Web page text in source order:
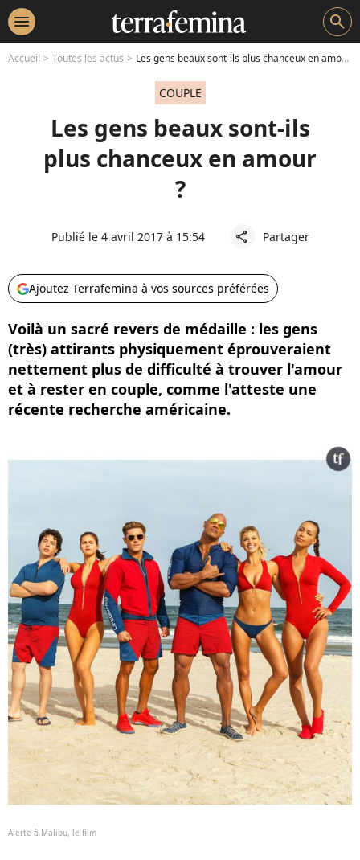
menu search
Accueil Toutes les actus Les gens beaux sont-ils plus chanceux en amour ?
COUPLE
Les gens beaux sont-ils
plus chanceux en amour
?
Publié le 4 avril 2017 à 15:54 share Partager
Ajoutez Terrafemina à vos sources préférées
Voilà un sacré revers de médaille : les gens
(très) attirants physiquement éprouveraient
nettement plus de difficulté à trouver l'amour
et à rester en couple, comme l'atteste une
récente recherche américaine.
Alerte à Malibu, le film